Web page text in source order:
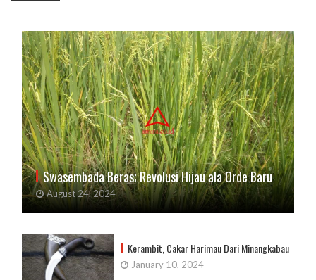
Swasembada Beras; Revolusi Hijau ala Orde Baru
August 24, 2024
Kerambit, Cakar Harimau Dari Minangkabau
January 10, 2024